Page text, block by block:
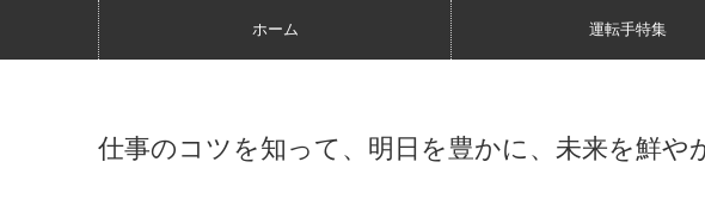
ホーム 運転手特集
仕事のコツを知って、明日を豊かに、未来を鮮や